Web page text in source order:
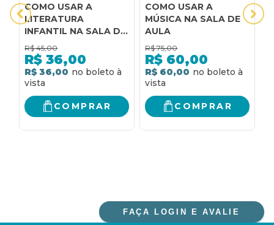
COMO USAR A
LITERATURA
INFANTIL NA SALA DE
AULA
R$ 45,00
R$ 36,00
R$ 36,00
COMPRAR
COMO USAR A
MÚSICA NA SALA DE
AULA
R$ 75,00
R$ 60,00
R$ 60,00
COMPRAR
FAÇA LOGIN E AVALIE